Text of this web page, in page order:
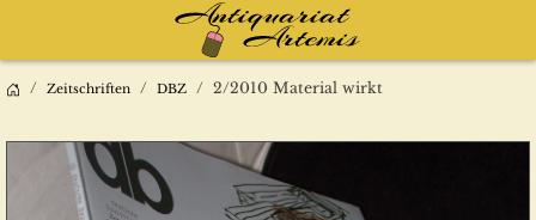
Zeitschriften DBZ 2/2010 Material wirkt